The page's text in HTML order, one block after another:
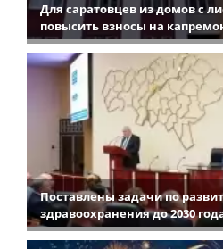
Для саратовцев из домов с
повысить взносы на
Поставлены задачи по
здравоохранения до 2030